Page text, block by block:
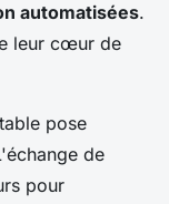
automatisées.
leur cœur de
pose
de
pour